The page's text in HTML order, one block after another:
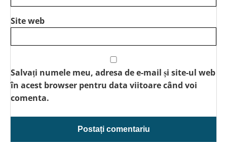
Site web
Salvați numele meu, adresa de e-mail și site-ul web
în acest browser pentru data viitoare când voi
comenta.